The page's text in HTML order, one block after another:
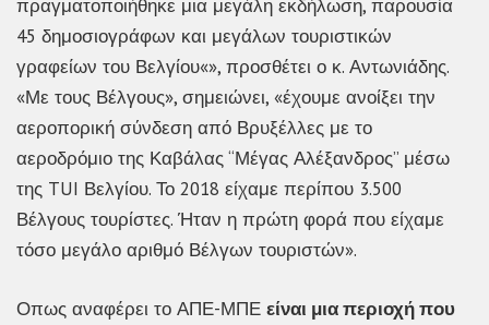
πραγματοποιήθηκε μια μεγάλη εκδήλωση, παρουσία
45 δημοσιογράφων και μεγάλων τουριστικών
γραφείων του Βελγίου«», προσθέτει ο κ. Αντωνιάδης.
«Με τους Βέλγους», σημειώνει, «έχουμε ανοίξει την
αεροπορική σύνδεση από Βρυξέλλες με το
αεροδρόμιο της Καβάλας “Μέγας Αλέξανδρος” μέσω
της TUI Βελγίου. Το 2018 είχαμε περίπου 3.500
Βέλγους τουρίστες. Ήταν η πρώτη φορά που είχαμε
τόσο μεγάλο αριθμό Βέλγων τουριστών».
Οπως αναφέρει το ΑΠΕ-ΜΠΕ είναι μια περιοχή που